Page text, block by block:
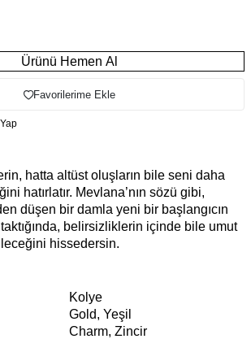
Ürünü Hemen Al
Favorilerime Ekle
hatta altüst oluşların bile seni daha
hatırlatır. Mevlana’nın sözü gibi,
düşen bir damla yeni bir başlangıcın
belirsizliklerin içinde bile umut
hissedersin.
Kolye
Gold, Yeşil
Charm, Zincir